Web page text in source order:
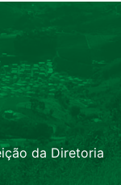
da Diretoria